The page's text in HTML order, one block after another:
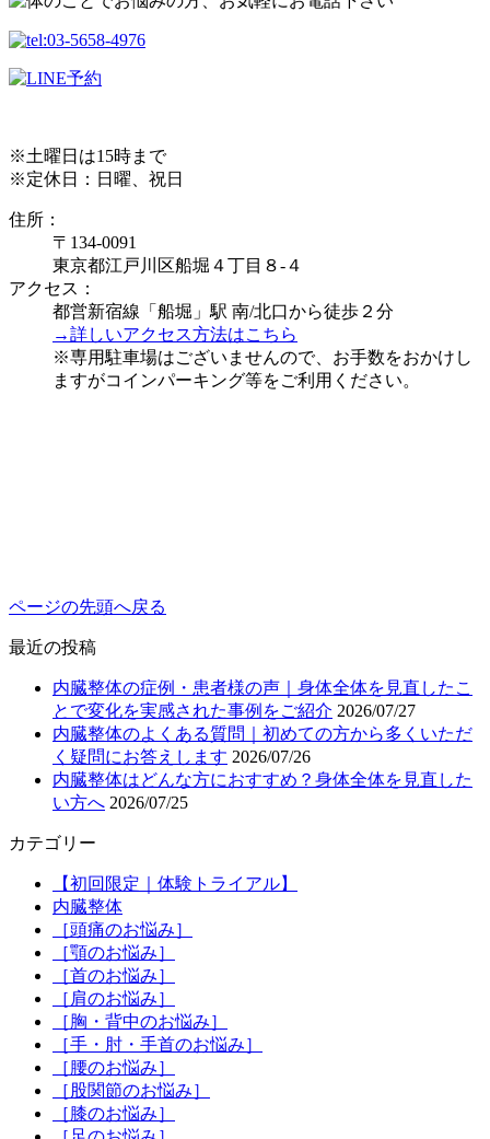
※土曜日は15時まで
※定休日：日曜、祝日
住所：
〒134-0091
東京都江戸川区船堀４丁目８-４
アクセス：
都営新宿線「船堀」駅 南/北口から徒歩２分
→詳しいアクセス方法はこちら
※専用駐車場はございませんので、お手数をおかけし
ますがコインパーキング等をご利用ください。
ページの先頭へ戻る
最近の投稿
内臓整体の症例・患者様の声｜身体全体を見直したこ
とで変化を実感された事例をご紹介 2026/07/27
内臓整体のよくある質問｜初めての方から多くいただ
く疑問にお答えします 2026/07/26
内臓整体はどんな方におすすめ？身体全体を見直した
い方へ 2026/07/25
カテゴリー
【初回限定｜体験トライアル】
内臓整体
［頭痛のお悩み］
［顎のお悩み］
［首のお悩み］
［肩のお悩み］
［胸・背中のお悩み］
［手・肘・手首のお悩み］
［腰のお悩み］
［股関節のお悩み］
［膝のお悩み］